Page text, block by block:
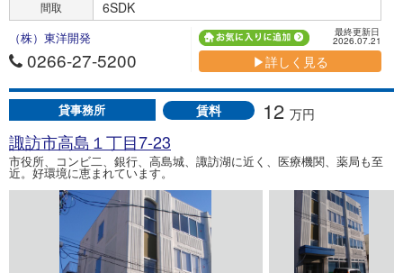
間取 6SDK
（株）東洋開発
0266-27-5200
最終更新日
2026.07.21
▶詳しく見る
貸事務所 賃料 12 万円
諏訪市高島１丁目7-23
市役所、コンビ二、銀行、高島城、諏訪湖に近く、医療機関、薬局も至
近。好環境に恵まれています。